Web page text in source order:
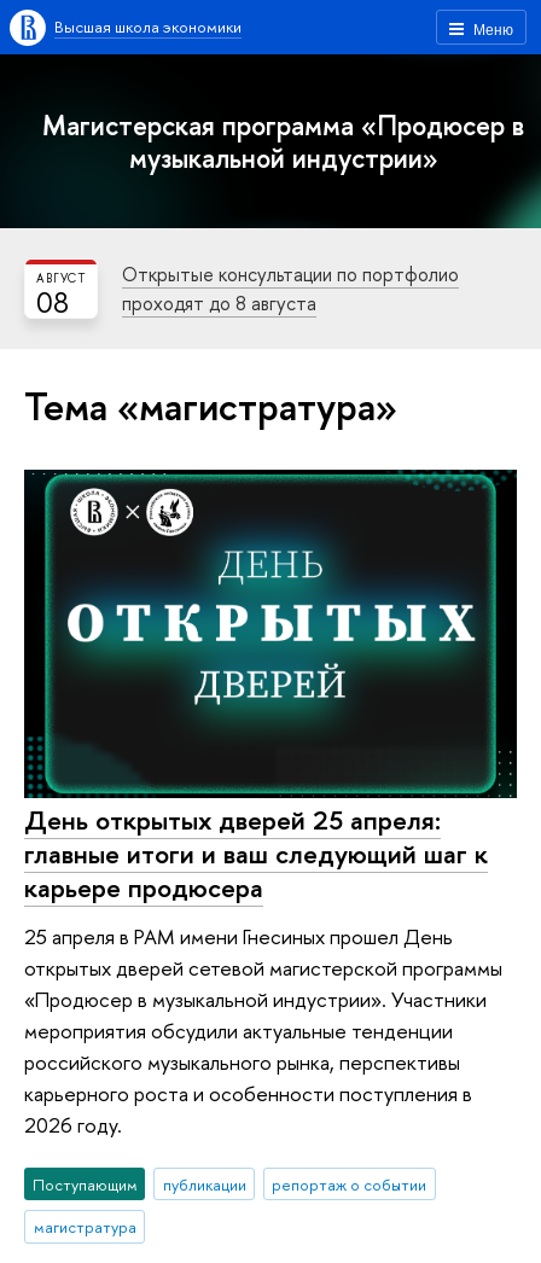
Меню
Высшая школа экономики
Магистерская программа «Продюсер в
музыкальной индустрии»
08
АВГУСТ
Открытые консультации по портфолио
проходят до 8 августа
Тема «магистратура»
День открытых дверей 25 апреля:
главные итоги и ваш следующий шаг к
карьере продюсера
25 апреля в РАМ имени Гнесиных прошел День
открытых дверей сетевой магистерской программы
«Продюсер в музыкальной индустрии». Участники
мероприятия обсудили актуальные тенденции
российского музыкального рынка, перспективы
карьерного роста и особенности поступления в
2026 году.
Поступающим публикации
репортаж о событии
магистратура